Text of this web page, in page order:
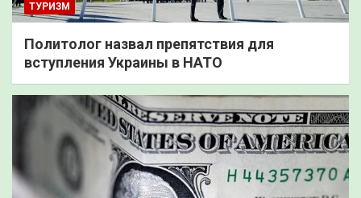
ТУРИЗМ
Политолог назвал препятствия для
вступления Украины в НАТО